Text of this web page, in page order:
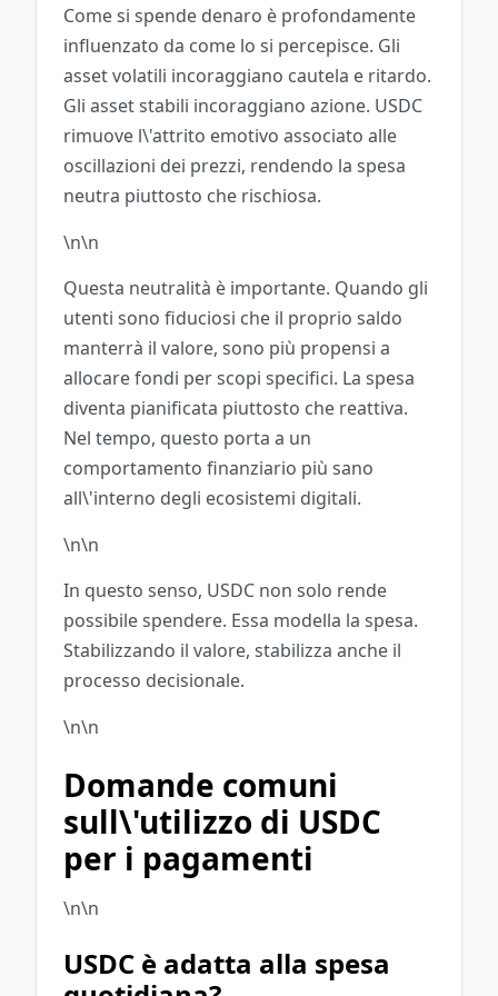
Come si spende denaro è profondamente
influenzato da come lo si percepisce. Gli
asset volatili incoraggiano cautela e ritardo.
Gli asset stabili incoraggiano azione. USDC
rimuove l\'attrito emotivo associato alle
oscillazioni dei prezzi, rendendo la spesa
neutra piuttosto che rischiosa.
\n\n
Questa neutralità è importante. Quando gli
utenti sono fiduciosi che il proprio saldo
manterrà il valore, sono più propensi a
allocare fondi per scopi specifici. La spesa
diventa pianificata piuttosto che reattiva.
Nel tempo, questo porta a un
comportamento finanziario più sano
all\'interno degli ecosistemi digitali.
\n\n
In questo senso, USDC non solo rende
possibile spendere. Essa modella la spesa.
Stabilizzando il valore, stabilizza anche il
processo decisionale.
\n\n
Domande comuni
sull\'utilizzo di USDC
per i pagamenti
\n\n
USDC è adatta alla spesa